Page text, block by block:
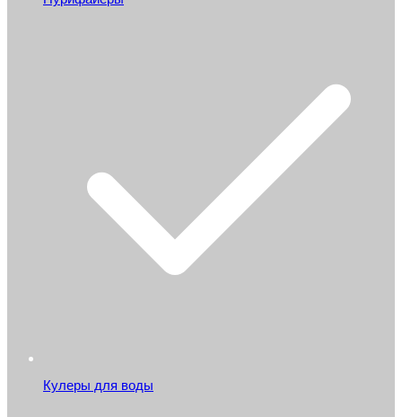
Кулеры для воды